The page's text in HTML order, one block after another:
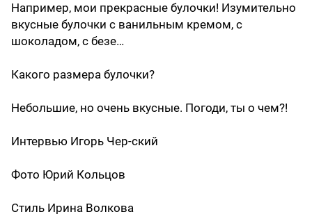
Например, мои прекрасные булочки! Изумительно
вкусные булочки с ванильным кремом, с
шоколадом, с безе…
Какого размера булочки?
Небольшие, но очень вкусные. Погоди, ты о чем?!
Интервью Игорь Чер-ский
Фото Юрий Кольцов
Стиль Ирина Волкова